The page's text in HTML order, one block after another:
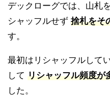
デックローグでは、山札
シャッフルせず 捨札をそ
す。
最初はリシャッフルして
して リシャッフル頻度が
した。